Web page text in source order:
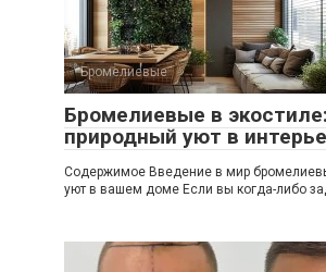
Бромелиевые
Бромелиевые в
природный уют в
Содержимое Введение в мир
уют в вашем доме Если вы когда-либо